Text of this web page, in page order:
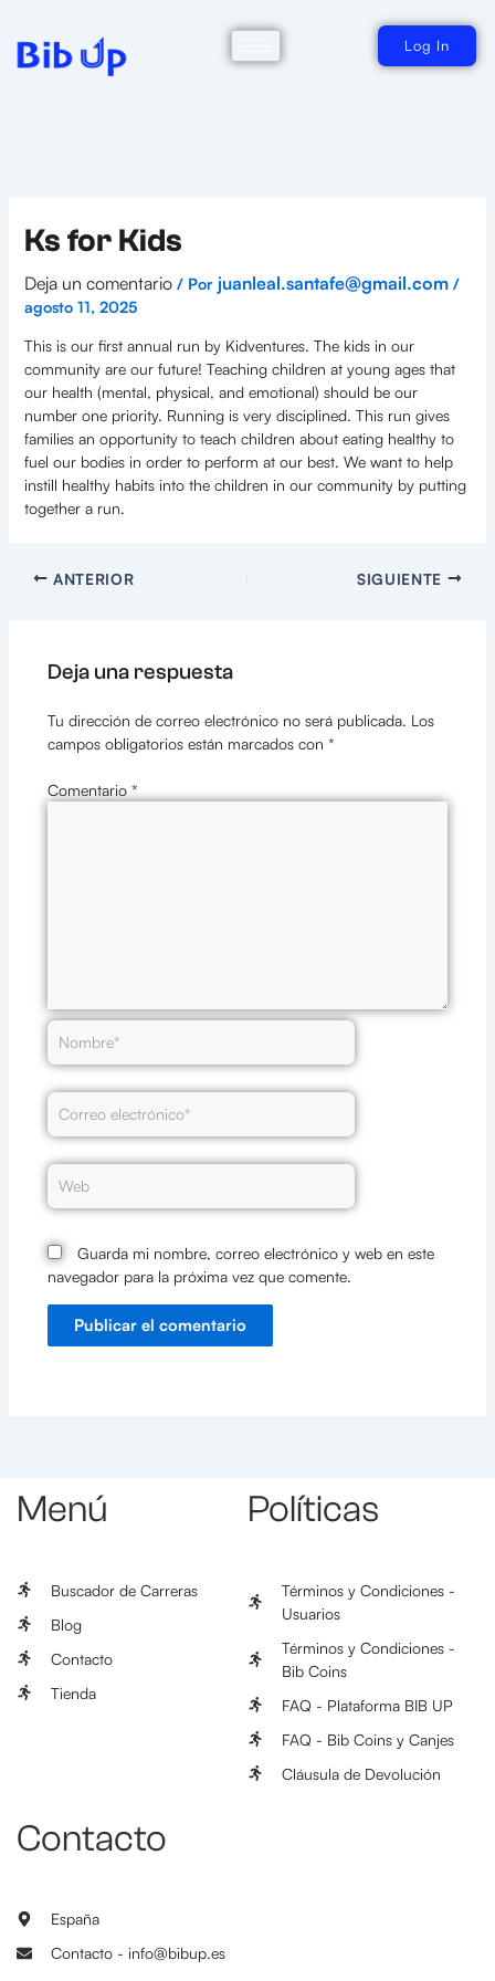
contenido
Log In
Ks for Kids
Deja un comentario / Por juanleal.santafe@gmail.com /
agosto 11, 2025
This is our first annual run by Kidventures. The kids in our
community are our future! Teaching children at young ages that
our health (mental, physical, and emotional) should be our
number one priority. Running is very disciplined. This run gives
families an opportunity to teach children about eating healthy to
fuel our bodies in order to perform at our best. We want to help
instill healthy habits into the children in our community by putting
together a run.
ANTERIOR SIGUIENTE
Deja una respuesta
Tu dirección de correo electrónico no será publicada. Los
campos obligatorios están marcados con *
Comentario *
Nombre*
Correo
electrónico*
Web
Guarda mi nombre, correo electrónico y web en este
navegador para la próxima vez que comente.
Menú
Buscador de Carreras
Blog
Contacto
Tienda
Políticas
Términos y Condiciones -
Usuarios
Términos y Condiciones -
Bib Coins
FAQ - Plataforma BIB UP
FAQ - Bib Coins y Canjes
Cláusula de Devolución
Contacto
España
Contacto - info@bibup.es